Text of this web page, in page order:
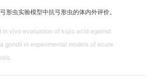
形虫实验模型中抗弓形虫的体内外评价。
in vivo evaluation of kojic acid against
gondii in experimental models of acute